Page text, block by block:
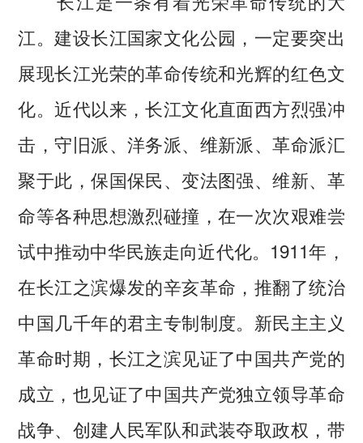
江。建设长江国家文化公园，一定要突出
展现长江光荣的革命传统和光辉的红色文
化。近代以来，长江文化直面西方烈强冲
击，守旧派、洋务派、维新派、革命派汇
聚于此，保国保民、变法图强、维新、革
命等各种思想激烈碰撞，在一次次艰难尝
试中推动中华民族走向近代化。1911年，
在长江之滨爆发的辛亥革命，推翻了统治
中国几千年的君主专制制度。新民主主义
革命时期，长江之滨见证了中国共产党的
成立，也见证了中国共产党独立领导革命
战争、创建人民军队和武装夺取政权，带